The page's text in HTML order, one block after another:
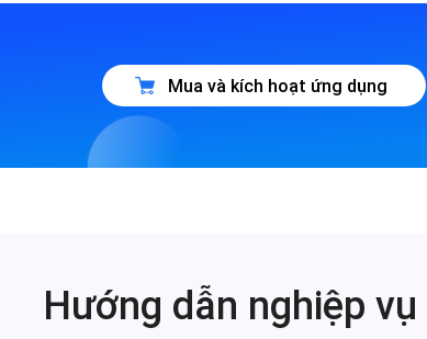
Mua và kích hoạt ứng dụng
Hướng dẫn nghiệp vụ